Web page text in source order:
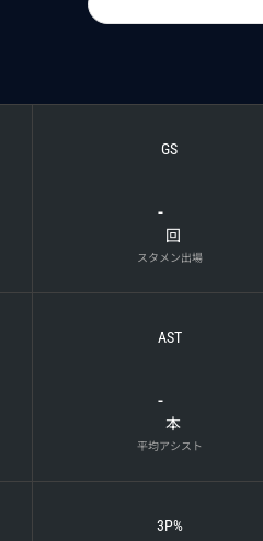
GS
-
回
スタメン出場
AST
-
本
平均アシスト
3P%